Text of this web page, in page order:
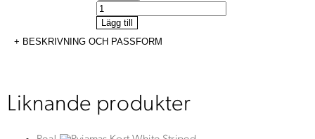
Johanna
Blus
Bondros
mängd
Lägg till
BESKRIVNING OCH PASSFORM
Liknande produkter